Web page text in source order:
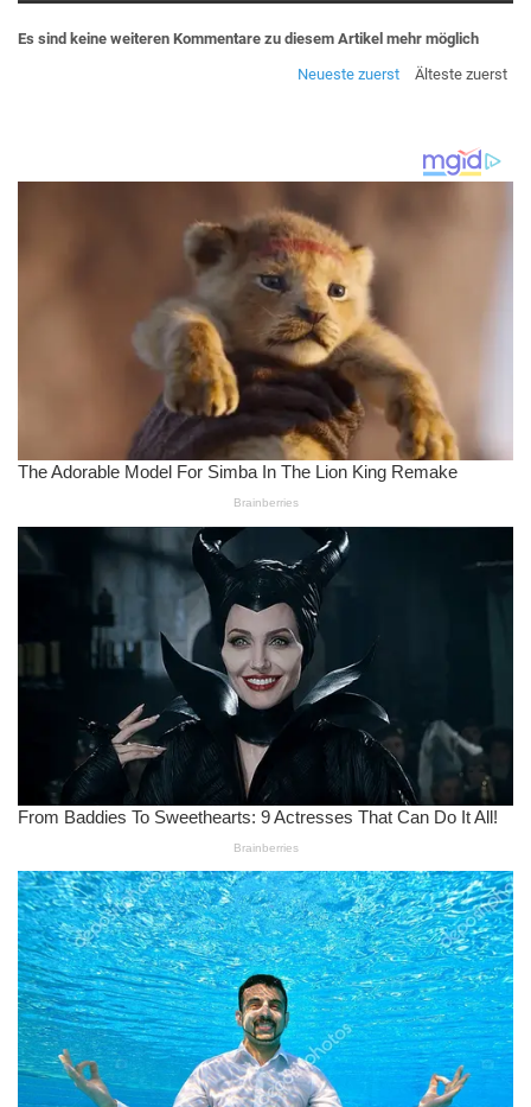
Es sind keine weiteren Kommentare zu diesem Artikel mehr möglich
Neueste zuerst
Älteste zuerst